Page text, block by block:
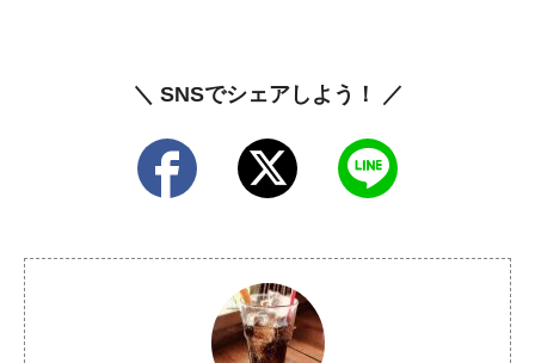
＼ SNSでシェアしよう！ ／